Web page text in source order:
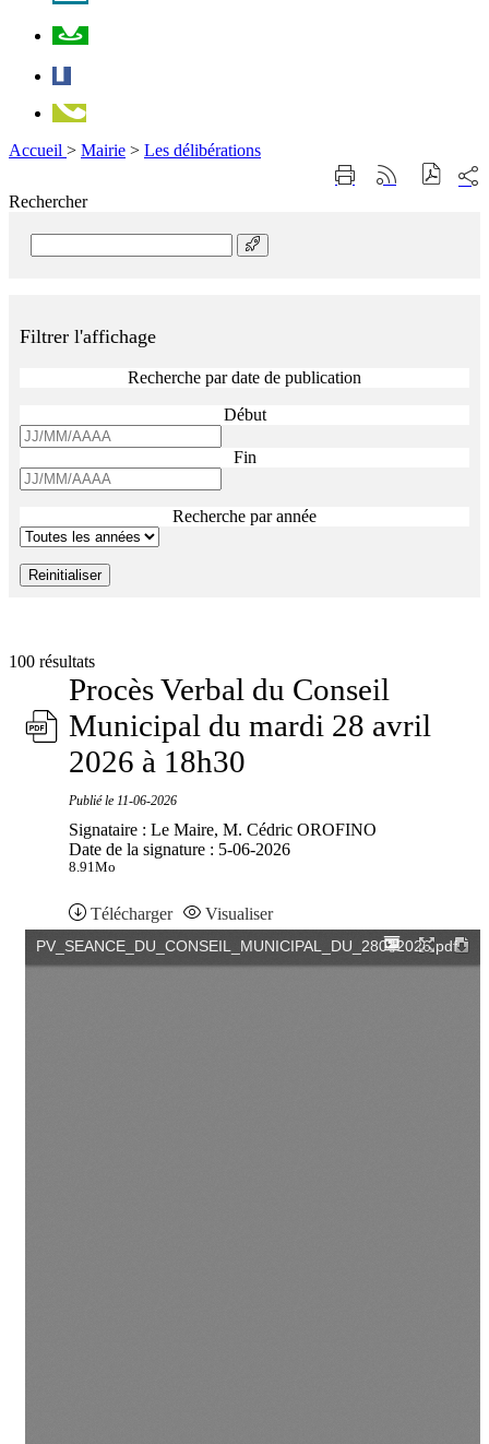
Accueil > Mairie > Les délibérations
ImprimerGénérer
sur
Rechercher
Rechercher
Filtrer l'affichage
Recherche par date de publication
Début
Fin
Recherche par année
Reinitialiser
100 résultats
Procès Verbal du Conseil
Municipal du mardi 28 avril
2026 à 18h30
Publié le 11-06-2026
Signataire : Le Maire, M. Cédric OROFINO
Date de la signature : 5-06-2026
8.91Mo
Télécharger Visualiser